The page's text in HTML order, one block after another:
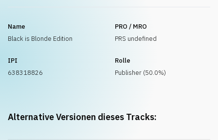
Name
Black is Blonde Edition
PRO / MRO
PRS undefined
IPI
638318826
Rolle
Publisher (50.0%)
Alternative Versionen dieses Tracks: